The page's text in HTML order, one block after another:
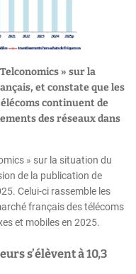
» sur la
et constate que les
continuent de
des réseaux dans
» sur la situation du
de la publication de
Celui-ci rassemble les
français des télécoms
et mobiles en 2025.
s’élèvent à 10,3